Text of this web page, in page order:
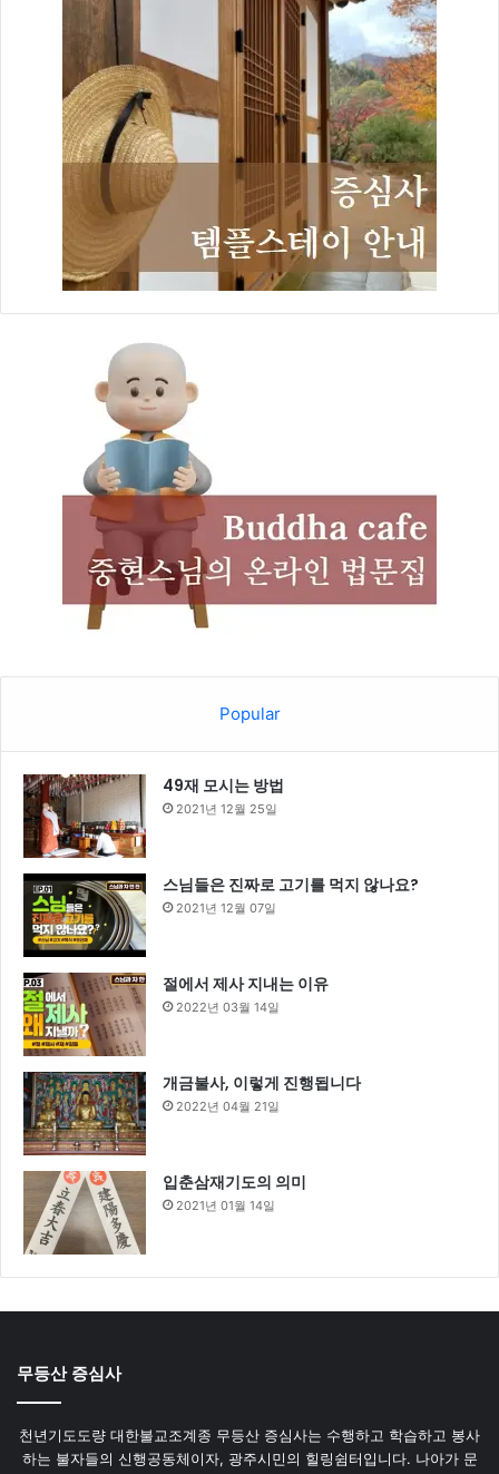
Popular
49재 모시는 방법
2021년 12월 25일
스님들은 진짜로 고기를 먹지 않나요?
2021년 12월 07일
절에서 제사 지내는 이유
2022년 03월 14일
개금불사, 이렇게 진행됩니다
2022년 04월 21일
입춘삼재기도의 의미
2021년 01월 14일
무등산 증심사
천년기도도량 대한불교조계종 무등산 증심사는 수행하고 학습하고 봉사
하는 불자들의 신행공동체이자, 광주시민의 힐링쉼터입니다. 나아가 문